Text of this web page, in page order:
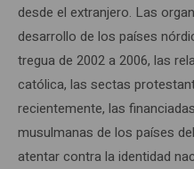
desde el extranjero. Las
desarrollo de los países
tregua de 2002 a 2006, las
católica, las sectas
recientemente, las
musulmanas de los países
atentar contra la identidad